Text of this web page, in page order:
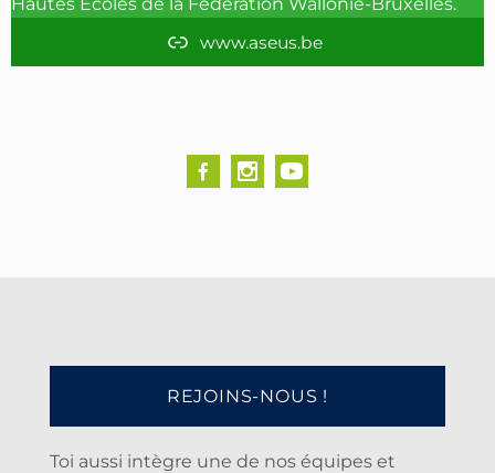
m
www.aseus.be
REJOINS-NOUS !
Toi aussi intègre une de nos équipes et